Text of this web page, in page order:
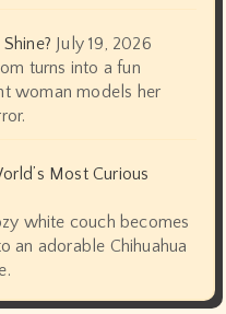
July 19, 2026
turns into a fun
woman models her
Most Curious
white couch becomes
an adorable Chihuahua